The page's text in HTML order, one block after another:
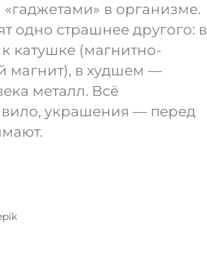
в организме.
одно страшнее другого: в
катушке (магнитно-
магнит), в худшем —
металл. Всё
украшения — перед